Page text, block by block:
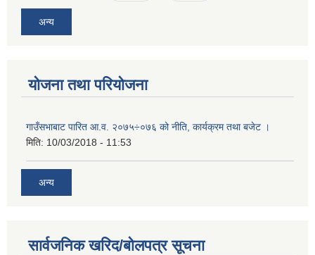
अन्य
योजना तथा परियोजना
गाउँसभाबाट पारित आ.व. २०७५÷०७६ को नीति, कार्यक्रम तथा बजेट ।
मिति: 10/03/2018 - 11:53
अन्य
सार्वजनिक खरिद/बोलपत्र सूचना